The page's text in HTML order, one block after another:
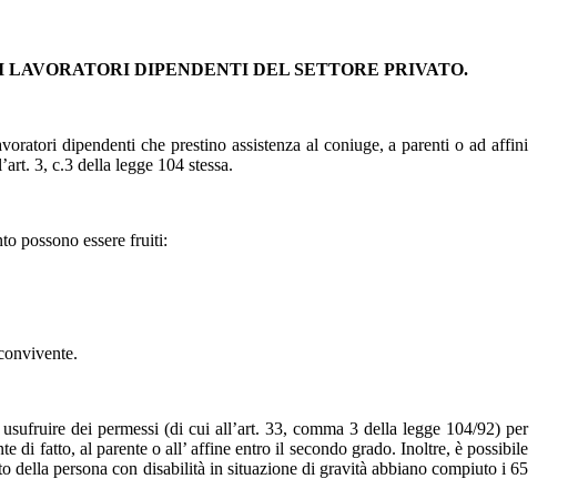
LAVORATORI DIPENDENTI DEL SETTORE PRIVATO.
dipendenti che prestino assistenza al coniuge, a parenti o ad affini
3, c.3 della legge 104 stessa.
possono essere fruiti:
dei permessi (di cui all’art. 33, comma 3 della legge 104/92) per
di fatto, al parente o all’ affine entro il secondo grado. Inoltre, è possibile
persona con disabilità in situazione di gravità abbiano compiuto i 65